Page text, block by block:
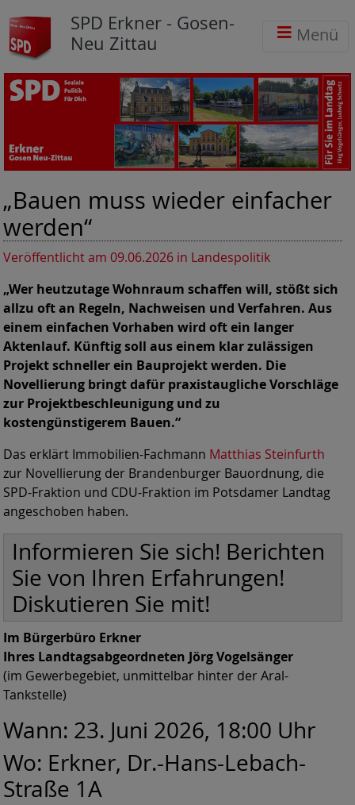
SPD Erkner - Gosen-
Neu Zittau
Menü
„Bauen muss wieder einfacher
werden“
Veröffentlicht am 09.06.2026 in Landespolitik
„Wer heutzutage Wohnraum schaffen will, stößt sich
allzu oft an Regeln, Nachweisen und Verfahren. Aus
einem einfachen Vorhaben wird oft ein langer
Aktenlauf. Künftig soll aus einem klar zulässigen
Projekt schneller ein Bauprojekt werden. Die
Novellierung bringt dafür praxistaugliche Vorschläge
zur Projektbeschleunigung und zu
kostengünstigerem Bauen.“
Das erklärt Immobilien-Fachmann Matthias Steinfurth
zur Novellierung der Brandenburger Bauordnung, die
SPD-Fraktion und CDU-Fraktion im Potsdamer Landtag
angeschoben haben.
Informieren Sie sich! Berichten
Sie von Ihren Erfahrungen!
Diskutieren Sie mit!
Im Bürgerbüro Erkner
Ihres Landtagsabgeordneten Jörg Vogelsänger
(im Gewerbegebiet, unmittelbar hinter der Aral-
Tankstelle)
Wann: 23. Juni 2026, 18:00 Uhr
Wo: Erkner, Dr.-Hans-Lebach-
Straße 1A